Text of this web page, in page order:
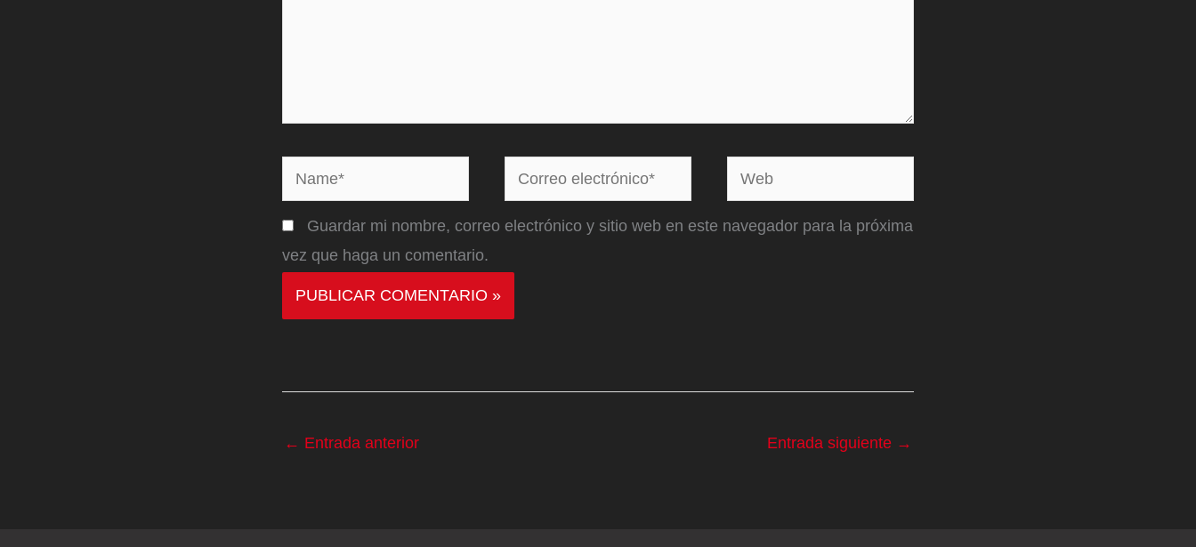
Name*
Correo
electrónico*
Web
Guardar mi nombre, correo electrónico y sitio web en este navegador para la próxima
vez que haga un comentario.
← Entrada anterior Entrada siguiente →